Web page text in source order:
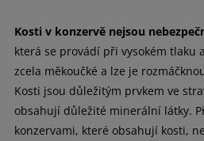
Kosti v konzervě nejsou
která se provádí při vysokém tlaku
zcela měkoučké a lze je
Kosti jsou důležitým prvkem ve
obsahují důležité minerální látky.
konzervami, které obsahují kosti,